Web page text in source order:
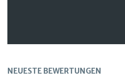
NEUESTE BEWERTUNGEN